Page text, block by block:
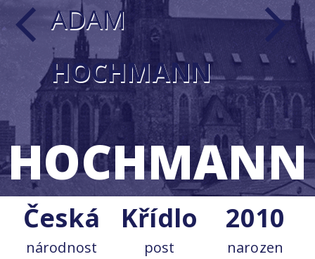
arrow_back_iosADAM
HOCHMANN
HOCHMANN
arrow_forward_ios
Česká
národnost
Křídlo
post
2010
narozen